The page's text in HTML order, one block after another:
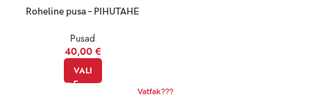
Nõuanne:
Kui kahtled suuruse valimisel, vali suurem, et tagada mugavam ja
lõdvem istuvus. Täiuslik pusa peaks olema sama paindlik kui sina!
Roheline pusa – PIHUTAHE
Pusad
40,00 €
VALI
Vatfak???